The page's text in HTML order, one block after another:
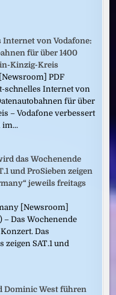
Internet von Vodafone:
für über 1400
Kinzig-Kreis
PDF
schnelles Internet von
für über
– Vodafone verbessert
das Wochenende
und ProSieben zeigen
jeweils freitags
[Newsroom]
Das Wochenende
Das
zeigen SAT.1 und
Dominic West führen